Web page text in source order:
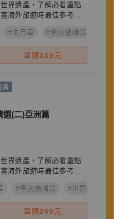
界遺產，了解必看重點
海外旅遊時最佳參考指
#朱月華 #墨刻編輯部
單購150元
書
選(二)亞洲篇
界遺產，了解必看重點
海外旅遊時最佳參考指
#墨刻編輯部 #世界遺產精
單購240元